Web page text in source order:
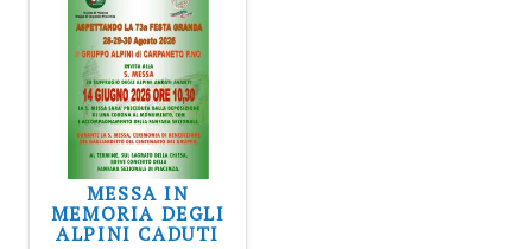
MESSA IN
MEMORIA DEGLI
ALPINI CADUTI